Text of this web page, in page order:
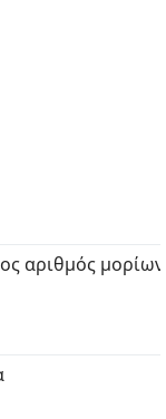
αριθμός μορίων